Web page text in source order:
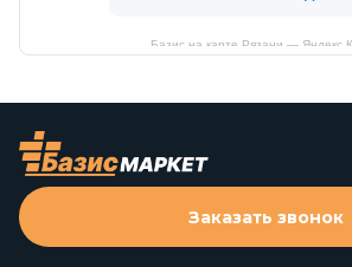
Базис на карте Рязани — Яндекс
Заказать звонок